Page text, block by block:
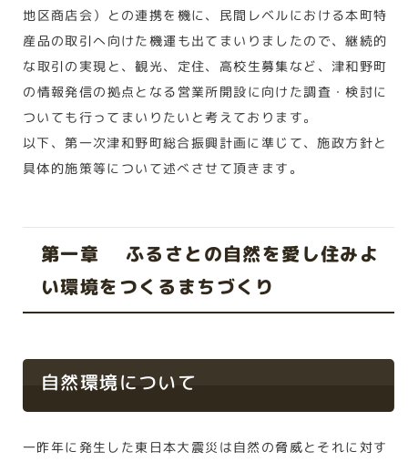
地区商店会）との連携を機に、民間レベルにおける本町特
産品の取引へ向けた機運も出てまいりましたので、継続的
な取引の実現と、観光、定住、高校生募集など、津和野町
の情報発信の拠点となる営業所開設に向けた調査・検討に
ついても行ってまいりたいと考えております。
以下、第一次津和野町総合振興計画に準じて、施政方針と
具体的施策等について述べさせて頂きます。
第一章 ふるさとの自然を愛し住みよ
い環境をつくるまちづくり
自然環境について
一昨年に発生した東日本大震災は自然の脅威とそれに対す